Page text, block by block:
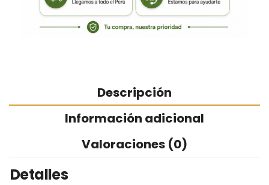
Descripción
Información adicional
Valoraciones (0)
Detalles